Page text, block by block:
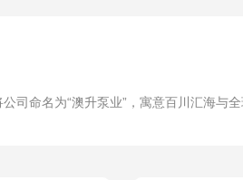
命名为“澳升泵业”，寓意百川汇海与全